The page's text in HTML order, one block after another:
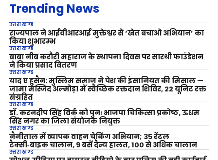
Trending News
उत्तराखण्ड
राज्यपाल ने आईवीआरआई मुक्तेश्वर से ‘खेत बचाओ अभियान’ का
किया शुभारम्भ
उत्तराखण्ड
बाबा नीब करौरी महाराज के स्थापना दिवस पर सारथी फाउंडेशन
ने किया प्रसाद वितरण
उत्तराखण्ड
याद ए हुसैन: मुस्लिम समाज ने पेश की इंसानियत की मिसाल —
जामा मस्जिद अल्मोड़ा में स्वैच्छिक रक्तदान शिविर, 22 यूनिट रक्त
संग्रहित
उत्तराखण्ड
डॉ. करनदीप सिंह विर्क को पुनः भाजपा चिकित्सा प्रकोष्ठ, ऊधम
सिंह नगर का जिला संयोजक नियुक्त
उत्तराखण्ड
नैनीताल में व्यापक वाहन चेकिंग अभियान; 35 रेंटल
टैक्सी‑बाइक चालान, 9 बसें दैन्य हालत, 100 से अधिक चालान
उत्तराखण्ड